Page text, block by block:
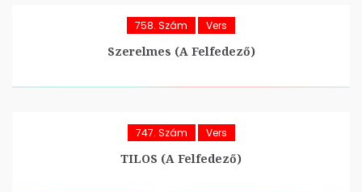
758. Szám Vers
Szerelmes (A Felfedező)
747. Szám Vers
TILOS (A Felfedező)